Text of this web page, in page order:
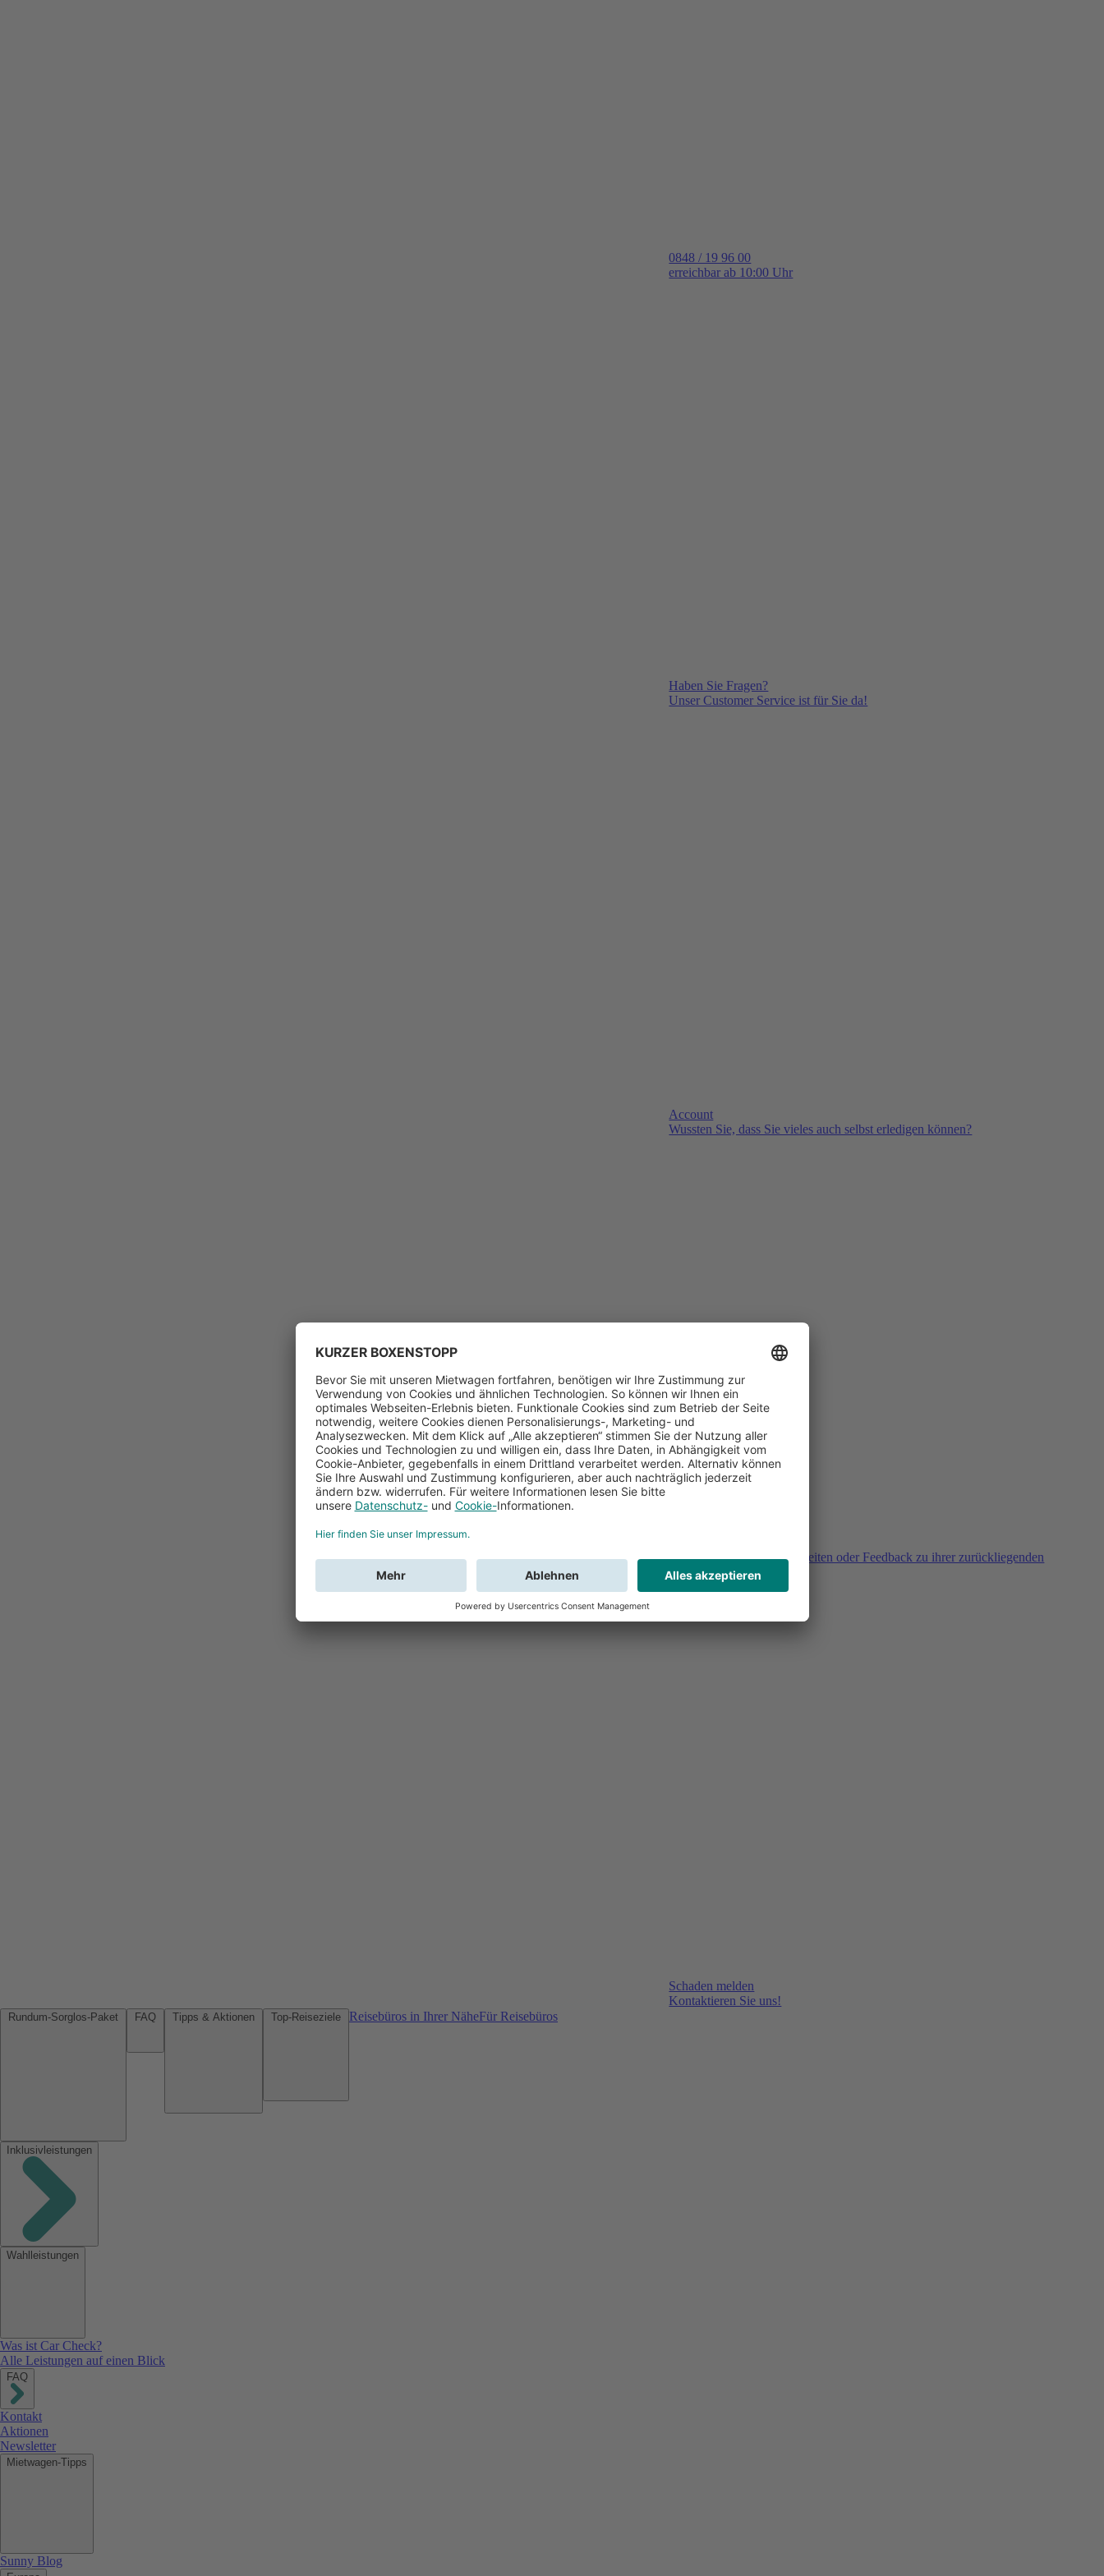
0848 / 19 96 00
erreichbar ab 10:00 Uhr
Haben Sie Fragen?
Unser Customer Service ist für Sie da!
Account
Wussten Sie, dass Sie vieles auch selbst erledigen können?
Sie haben Fragen, Unklarheiten oder Feedback zu ihrer zurückliegenden
Buchung?
Schaden melden
Kontaktieren Sie uns!
Reisebüros in Ihrer NäheFür Reisebüros
Inklusivleistungen
Wahlleistungen
Was ist Car Check?
Alle Leistungen auf einen Blick
FAQ
Kontakt
Aktionen
Newsletter
Mietwagen-Tipps
Sunny Blog